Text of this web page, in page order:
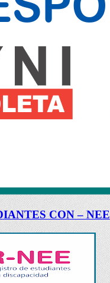
CON – NEE